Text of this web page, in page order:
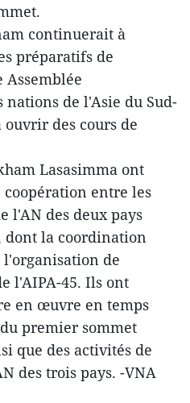
continuerait à
préparatifs de
de l'Asie du Sud-
ouvrir des cours de
Lasasimma ont
coopération entre les
l'AN des deux pays
dont la coordination
de
l'AIPA-45. Ils ont
en œuvre en temps
premier sommet
que des activités de
des trois pays. -VNA